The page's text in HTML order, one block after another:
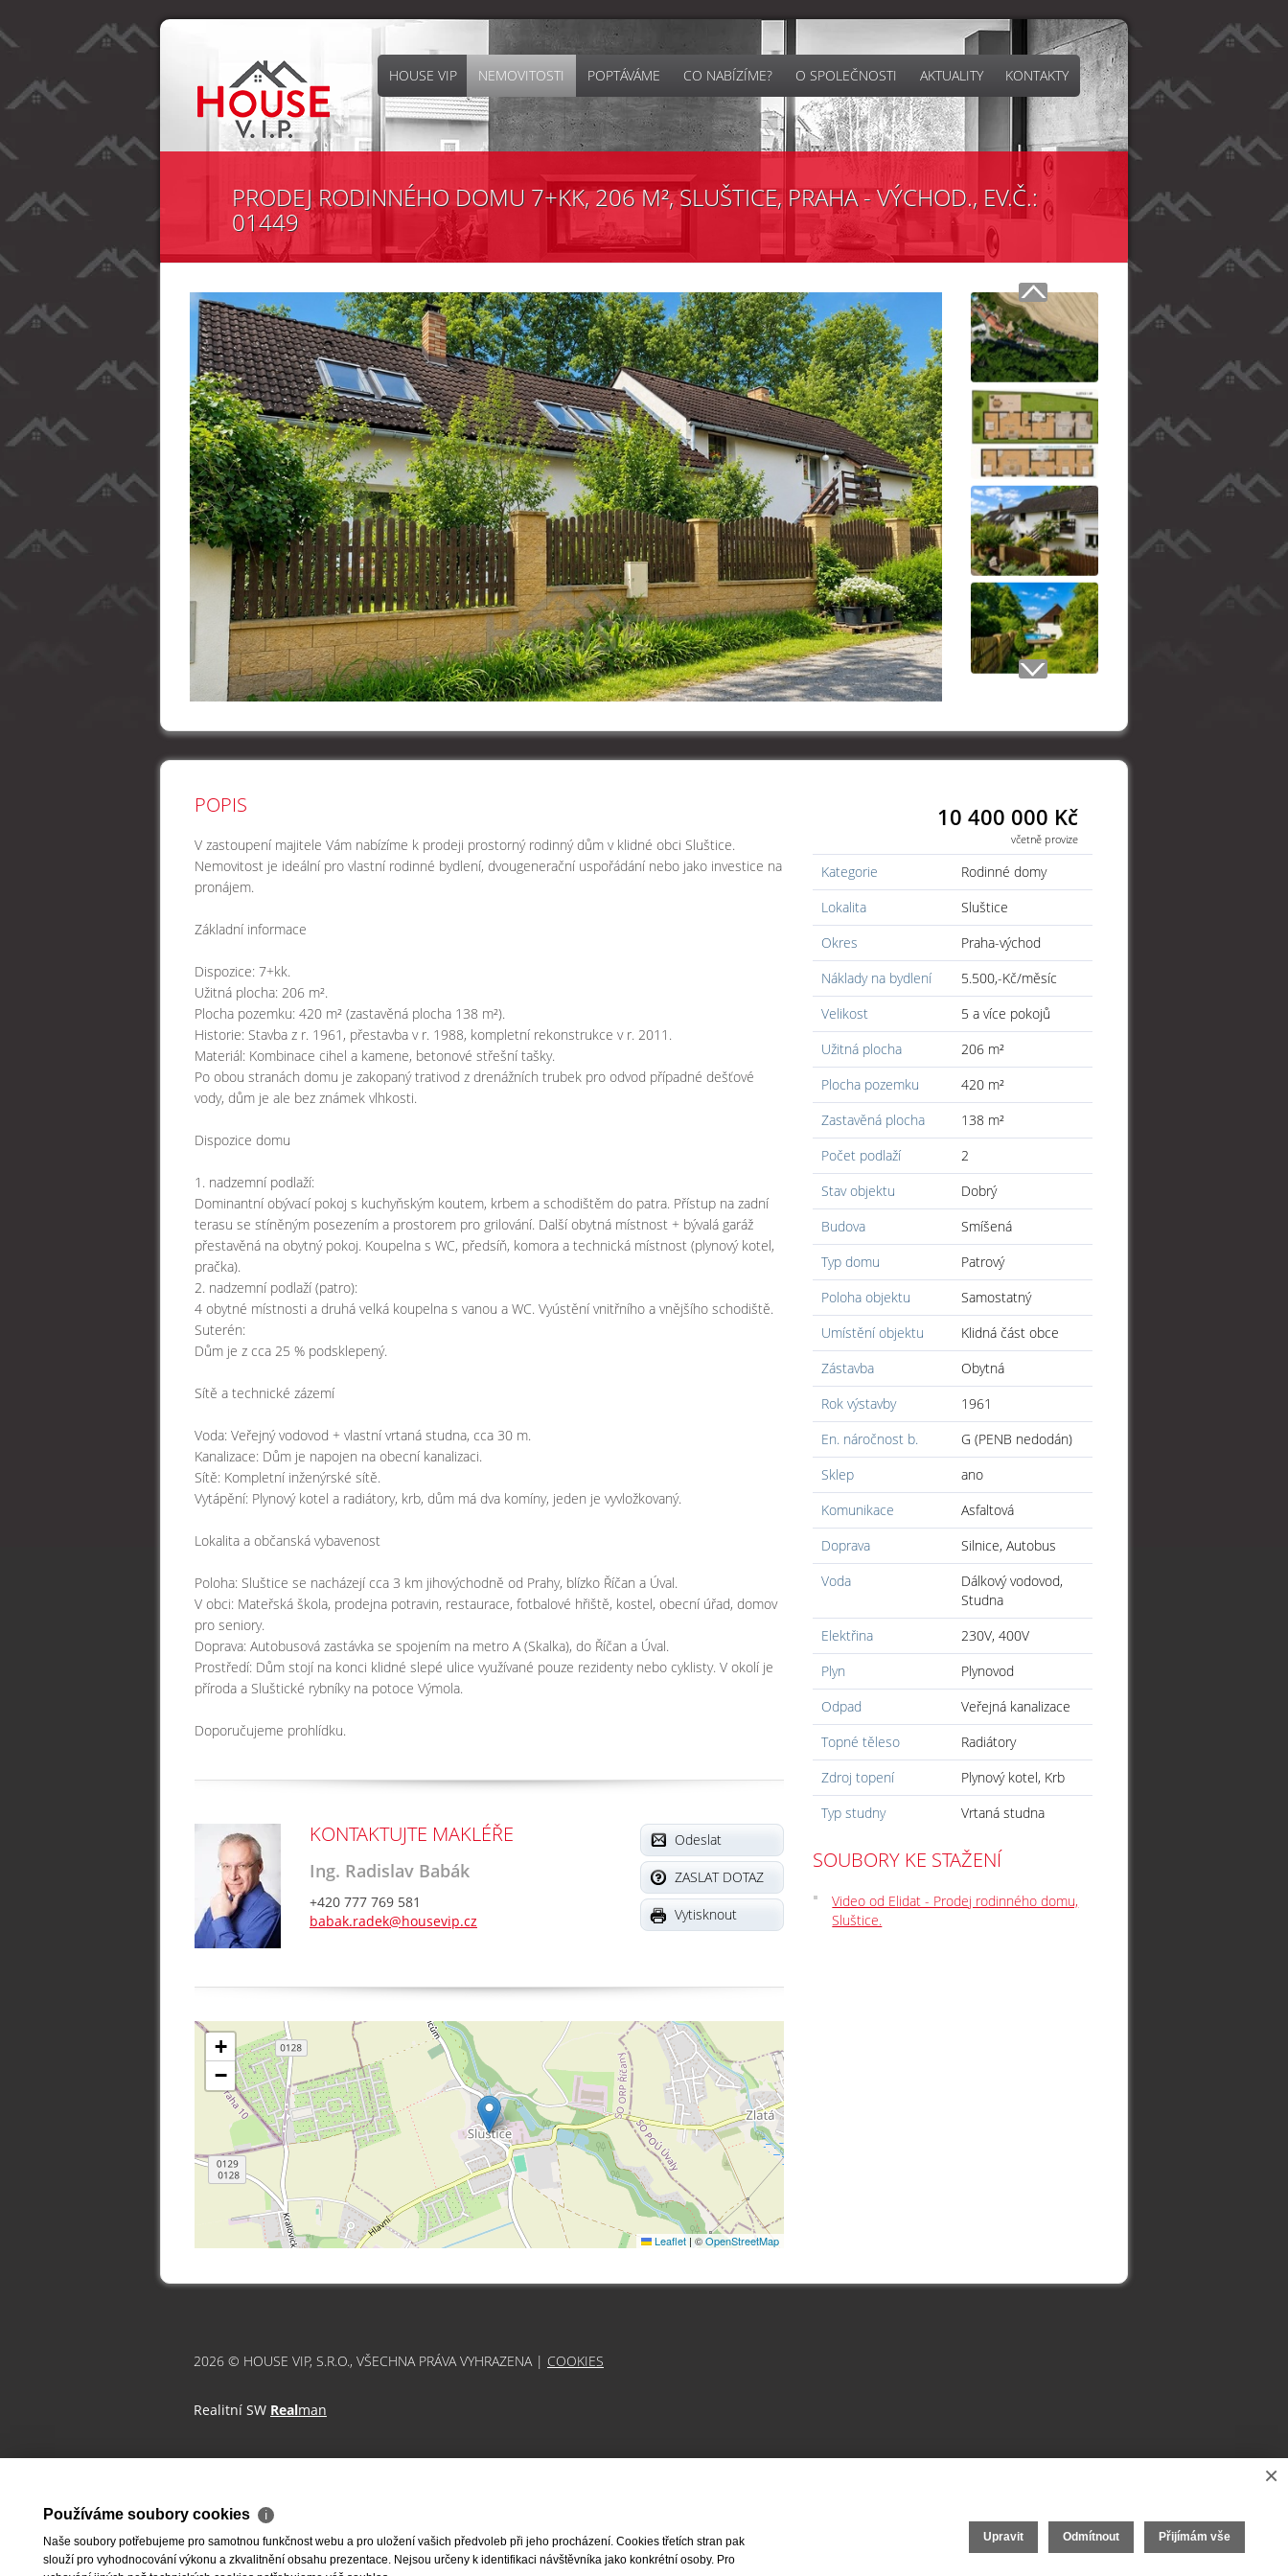
HOUSE VIP NEMOVITOSTI POPTÁVÁME CO NABÍZÍME? O SPOLEČNOSTI AKTUALITY KONTAKTY
PRODEJ RODINNÉHO DOMU 7+KK, 206 M², SLUŠTICE, PRAHA - VÝCHOD., EV.Č.:
01449
POPIS
V zastoupení majitele Vám nabízíme k prodeji prostorný rodinný dům v klidné obci Sluštice.
Nemovitost je ideální pro vlastní rodinné bydlení, dvougenerační uspořádání nebo jako investice na
pronájem.
Základní informace
Dispozice: 7+kk.
Užitná plocha: 206 m².
Plocha pozemku: 420 m² (zastavěná plocha 138 m²).
Historie: Stavba z r. 1961, přestavba v r. 1988, kompletní rekonstrukce v r. 2011.
Materiál: Kombinace cihel a kamene, betonové střešní tašky.
Po obou stranách domu je zakopaný trativod z drenážních trubek pro odvod případné dešťové
vody, dům je ale bez známek vlhkosti.
Dispozice domu
1. nadzemní podlaží:
Dominantní obývací pokoj s kuchyňským koutem, krbem a schodištěm do patra. Přístup na zadní
terasu se stíněným posezením a prostorem pro grilování. Další obytná místnost + bývalá garáž
přestavěná na obytný pokoj. Koupelna s WC, předsíň, komora a technická místnost (plynový kotel,
pračka).
2. nadzemní podlaží (patro):
4 obytné místnosti a druhá velká koupelna s vanou a WC. Vyústění vnitřního a vnějšího schodiště.
Suterén:
Dům je z cca 25 % podsklepený.
Sítě a technické zázemí
Voda: Veřejný vodovod + vlastní vrtaná studna, cca 30 m.
Kanalizace: Dům je napojen na obecní kanalizaci.
Sítě: Kompletní inženýrské sítě.
Vytápění: Plynový kotel a radiátory, krb, dům má dva komíny, jeden je vyvložkovaný.
Lokalita a občanská vybavenost
Poloha: Sluštice se nacházejí cca 3 km jihovýchodně od Prahy, blízko Říčan a Úval.
V obci: Mateřská škola, prodejna potravin, restaurace, fotbalové hřiště, kostel, obecní úřad, domov
pro seniory.
Doprava: Autobusová zastávka se spojením na metro A (Skalka), do Říčan a Úval.
Prostředí: Dům stojí na konci klidné slepé ulice využívané pouze rezidenty nebo cyklisty. V okolí je
příroda a Sluštické rybníky na potoce Výmola.
Doporučujeme prohlídku.
KONTAKTUJTE MAKLÉŘE
Ing. Radislav Babák
+420 777 769 581
babak.radek@housevip.cz
Odeslat
ZASLAT DOTAZ
Vytisknout
+
−
Leaflet | ©OpenStreetMap
10 400 000 Kč
včetně provize
Kategorie
Rodinné domy
Lokalita
Sluštice
Okres
Praha-východ
Náklady na bydlení
5.500,-Kč/měsíc
Velikost
5 a více pokojů
Užitná plocha
206 m²
Plocha pozemku
420 m²
Zastavěná plocha
138 m²
Počet podlaží
2
Stav objektu
Dobrý
Budova
Smíšená
Typ domu
Patrový
Poloha objektu
Samostatný
Umístění objektu
Klidná část obce
Zástavba
Obytná
Rok výstavby
1961
En. náročnost b.
G (PENB nedodán)
Sklep
ano
Komunikace
Asfaltová
Doprava
Silnice, Autobus
Voda
Dálkový vodovod,
Studna
Elektřina
230V, 400V
Plyn
Plynovod
Odpad
Veřejná kanalizace
Topné těleso
Radiátory
Zdroj topení
Plynový kotel, Krb
Typ studny
Vrtaná studna
SOUBORY KE STAŽENÍ
Video od Elidat - Prodej rodinného domu,
Sluštice.
2026 © HOUSE VIP, S.R.O., VŠECHNA PRÁVA VYHRAZENA | COOKIES
Realitní SW Realman
×
Používáme soubory cookies ℹ
Naše soubory potřebujeme pro samotnou funkčnost webu a pro uložení vašich předvoleb při jeho procházení. Cookies třetích stran pak
slouží pro vyhodnocování výkonu a zkvalitnění obsahu prezentace. Nejsou určeny k identifikaci návštěvníka jako konkrétní osoby. Pro
Upravit Odmítnout Přijímám vše